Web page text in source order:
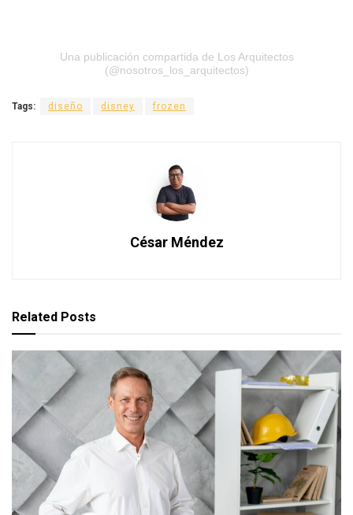
Una publicación compartida de Los Arquitectos
(@nosotros_los_arquitectos)
Tags: diseño disney frozen
César Méndez
Related Posts